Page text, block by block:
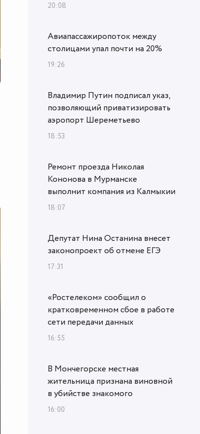
20:08
Авиапассажиропоток между
столицами упал почти на 20%
19:26
Владимир Путин подписал указ,
позволяющий приватизировать
аэропорт Шереметьево
18:53
Ремонт проезда Николая
Кононова в Мурманске
выполнит компания из Калмыкии
18:07
Депутат Нина Останина внесет
законопроект об отмене ЕГЭ
17:31
«Ростелеком» сообщил о
кратковременном сбое в работе
сети передачи данных
16:55
В Мончегорске местная
жительница признана виновной
в убийстве знакомого
16:00